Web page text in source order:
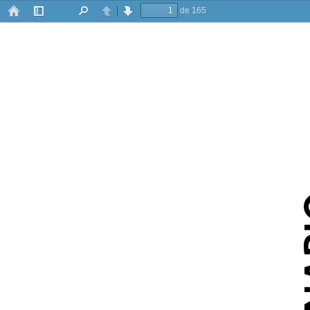
Barra
BuscarAnteriorSiguiente
de 165